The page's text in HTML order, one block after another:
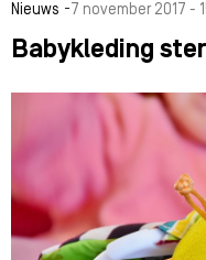
Nieuws - 7 november 2017 -
Babykleding